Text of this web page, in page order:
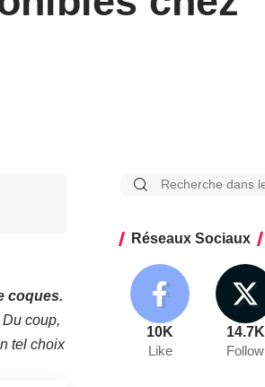
coques.
coup,
tel choix
Réseaux Sociaux
10K
Like
14.7K
Follow